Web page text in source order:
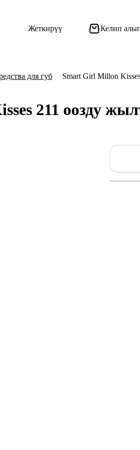
Жеткирүү Келип
для губ Smart Girl Millon
211 оозду